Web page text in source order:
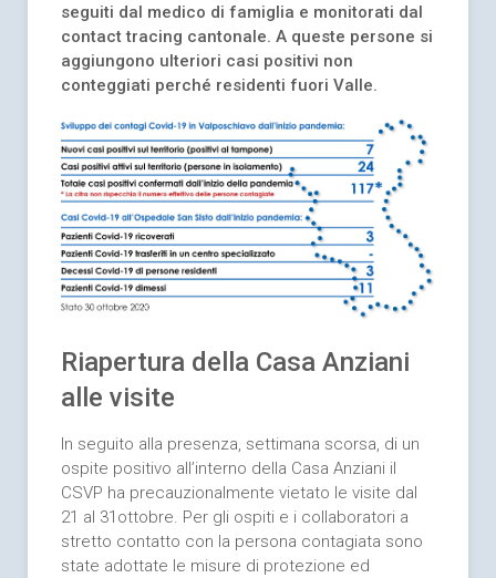
seguiti dal medico di famiglia e monitorati dal
contact tracing cantonale. A queste persone si
aggiungono ulteriori casi positivi non
conteggiati perché residenti fuori Valle.
Riapertura della Casa Anziani
alle visite
In seguito alla presenza, settimana scorsa, di un
ospite positivo all’interno della Casa Anziani il
CSVP ha precauzionalmente vietato le visite dal
21 al 31ottobre. Per gli ospiti e i collaboratori a
stretto contatto con la persona contagiata sono
state adottate le misure di protezione ed